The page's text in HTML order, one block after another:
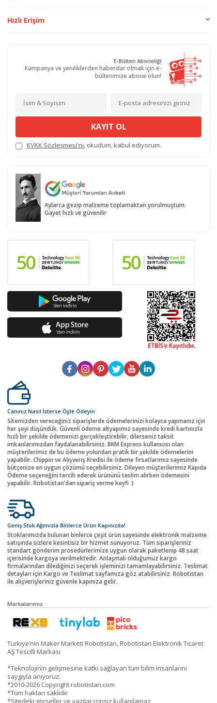
Hızlı Erişim
E-Bülten Aboneliği
Kampanya ve yeniliklerden haberdar olmak için e-
bültenimize abone olun!
KAYIT OL
KVKK Sözleşmesi'ni, okudum, kabul ediyorum.
Aylarca gezip malzeme toplamaktan yorulmuştum.
Gayet hızlı ve güvenilir
Canınız Nasıl İsterse Öyle Ödeyin
Sitemizden vereceğiniz siparişlerde ödemelerinizi kolayca yapmanız için
her şeyi düşündük. Güvenli ödeme altyapımız sayesinde kredi kartınızla
hızlı bir şekilde ödemenizi gerçekleştirebilir, dilerseniz taksit
imkanlarımızdan faydalanabilirsiniz. BKM Express kullanıcısı olan
müşterilerimiz de bu ödeme yolundan pratik bir şekilde ödemelerini
yapabilir. Chippin ve Alışveriş Kredisi ile ödeme fırsatlarımız sayesinde
bütçenize en uygun çözümü seçebilirsiniz. Dileyen müşterilerimiz Kapıda
Ödeme seçeneğini tercih ederek ürününü teslim alırken ödemesini
yapabilir. Robotistan'dan sipariş verme keyfi :)
Geniş Stok Ağımızla Binlerce Ürün Kapınızda!
Stoklarımızda bulunan binlerce çeşit ürün sayesinde elektronik malzeme
satışında sizlere kesintisiz bir hizmet sunuyoruz. Tüm siparişleriniz
standart gönderim prosedürlerimize uygun olarak paketlenip 48 saat
içerisinde kargoya verilmektedir. Anlaşmalı olduğumuz kargo
firmalarından dilediğinizi seçerek işleminizi tamamlayabilirsiniz. Teslimat
detayları için Kargo ve Teslimat sayfamıza göz atabilirsiniz. Robotistan
ile alışverişleriniz güvenle kapınıza gelir.
Markalarımız
Türkiye’nin Maker Marketi Robotistan, Robotistan Elektronik Ticaret
AŞ Tescilli Markası
*Teknolojinin gelişmesine katkı sağlayan tüm bilim insanlarını
saygıyla anıyoruz.
*2010-2026 Copyright robotistan.com
*Tüm hakları saklıdır
*Sitedeki görseller ve yazılar izinsiz kullanılamaz